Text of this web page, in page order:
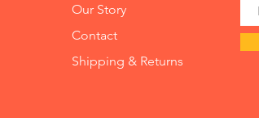
Our Story
Contact
Shipping & Returns